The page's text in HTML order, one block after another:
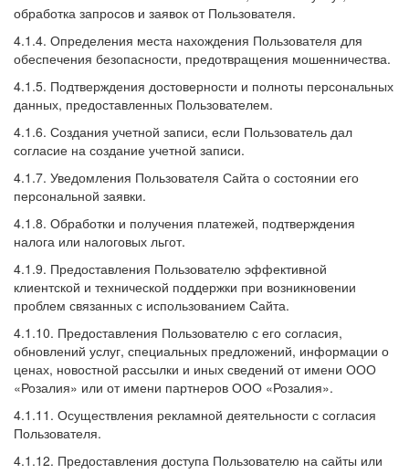
обработка запросов и заявок от Пользователя.
4.1.4. Определения места нахождения Пользователя для
обеспечения безопасности, предотвращения мошенничества.
4.1.5. Подтверждения достоверности и полноты персональных
данных, предоставленных Пользователем.
4.1.6. Создания учетной записи, если Пользователь дал
согласие на создание учетной записи.
4.1.7. Уведомления Пользователя Сайта о состоянии его
персональной заявки.
4.1.8. Обработки и получения платежей, подтверждения
налога или налоговых льгот.
4.1.9. Предоставления Пользователю эффективной
клиентской и технической поддержки при возникновении
проблем связанных с использованием Сайта.
4.1.10. Предоставления Пользователю с его согласия,
обновлений услуг, специальных предложений, информации о
ценах, новостной рассылки и иных сведений от имени ООО
«Розалия» или от имени партнеров ООО «Розалия».
4.1.11. Осуществления рекламной деятельности с согласия
Пользователя.
4.1.12. Предоставления доступа Пользователю на сайты или